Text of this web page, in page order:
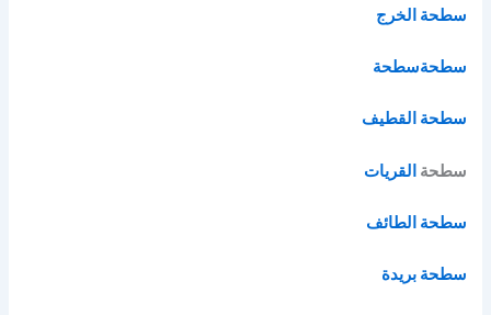
سطحة الخرج
سطحةسطحة
سطحة القطيف
سطحة القريات
سطحة الطائف
سطحة بريدة